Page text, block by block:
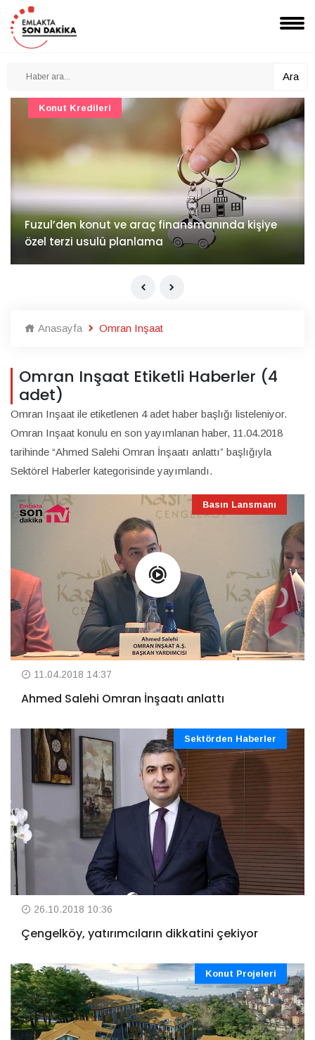
Ara
İv Kandilli'de yaşam yakında başlıyor
Konut Projeleri
Anasayfa Omran Inşaat
Omran Inşaat Etiketli Haberler (4
adet)
Omran Inşaat ile etiketlenen 4 adet haber başlığı listeleniyor.
Omran Inşaat konulu en son yayımlanan haber, 11.04.2018
tarihinde “Ahmed Salehi Omran İnşaatı anlattı” başlığıyla
Sektörel Haberler kategorisinde yayımlandı.
Basın Lansmanı
11.04.2018 14:37
Ahmed Salehi Omran İnşaatı anlattı
Sektörden Haberler
26.10.2018 10:36
Çengelköy, yatırımcıların dikkatini çekiyor
Konut Projeleri